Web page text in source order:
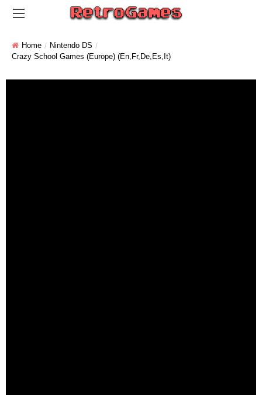
Home
Nintendo DS
Crazy School Games (Europe) (En,Fr,De,Es,It)